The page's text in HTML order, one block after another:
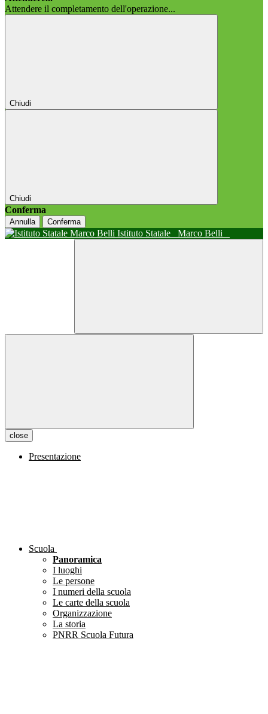
Attendere il completamento dell'operazione...
Chiudi
Chiudi
Conferma
Annulla Conferma
Istituto Statale Marco Belli
close
Presentazione
Scuola
Panoramica
I luoghi
Le persone
I numeri della scuola
Le carte della scuola
Organizzazione
La storia
PNRR Scuola Futura